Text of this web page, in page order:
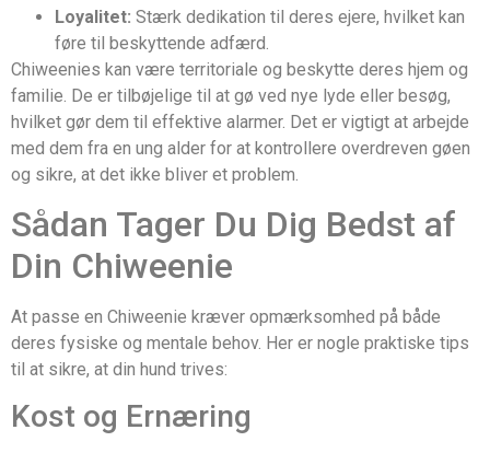
Loyalitet: Stærk dedikation til deres ejere, hvilket kan
føre til beskyttende adfærd.
Chiweenies kan være territoriale og beskytte deres hjem og
familie. De er tilbøjelige til at gø ved nye lyde eller besøg,
hvilket gør dem til effektive alarmer. Det er vigtigt at arbejde
med dem fra en ung alder for at kontrollere overdreven gøen
og sikre, at det ikke bliver et problem.
Sådan Tager Du Dig Bedst af
Din Chiweenie
At passe en Chiweenie kræver opmærksomhed på både
deres fysiske og mentale behov. Her er nogle praktiske tips
til at sikre, at din hund trives:
Kost og Ernæring